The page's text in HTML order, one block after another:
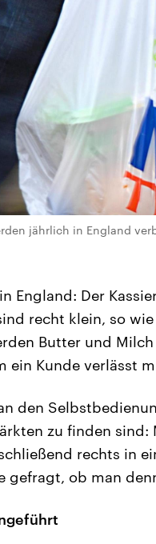
jährlich in England
England: Der
recht klein, so
Butter und
ein Kunde verlässt
den
zu finden
rechts in
gefragt, ob man